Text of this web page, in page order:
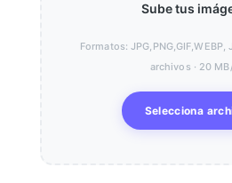
Sube tus
Formatos: JPG,PNG,GIF,WEBP,
archivos · 20
Selecciona